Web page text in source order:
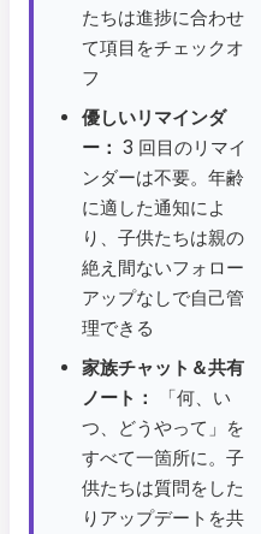
たちは進捗に合わせ
て項目をチェックオ
フ
優しいリマインダ
ー： 3 回目のリマイ
ンダーは不要。年齢
に適した通知によ
り、子供たちは親の
絶え間ないフォロー
アップなしで自己管
理できる
家族チャット＆共有
ノート：
「何、い
つ、どうやって」を
すべて一箇所に。子
供たちは質問をした
りアップデートを共